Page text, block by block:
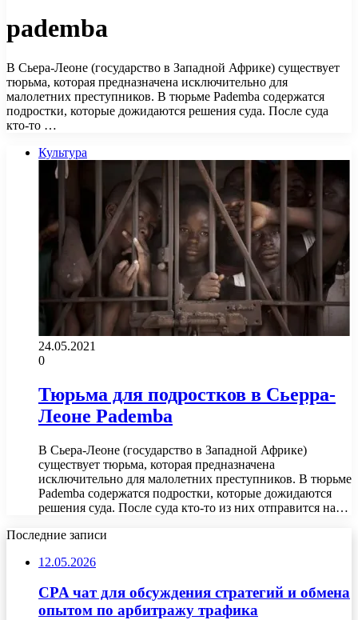
pademba
В Сьера-Леоне (государство в Западной Африке) существует
тюрьма, которая предназначена исключительно для
малолетних преступников. В тюрьме Pademba содержатся
подростки, которые дожидаются решения суда. После суда
кто-то …
Культура
24.05.2021
0
Тюрьма для подростков в Сьерра-
Леоне Pademba
В Сьера-Леоне (государство в Западной Африке)
существует тюрьма, которая предназначена
исключительно для малолетних преступников. В тюрьме
Pademba содержатся подростки, которые дожидаются
решения суда. После суда кто-то из них отправится на…
Последние записи
12.05.2026
CPA чат для обсуждения стратегий и обмена
опытом по арбитражу трафика